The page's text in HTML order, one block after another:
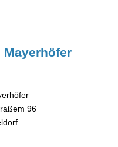
Mayerhöfer
96